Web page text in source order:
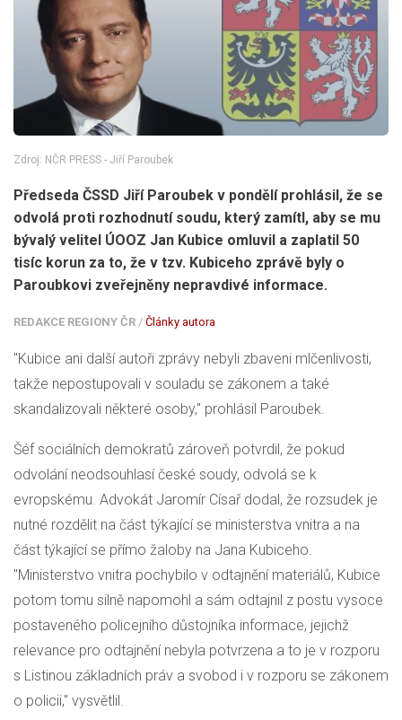
Zdroj: NČR PRESS - Jiří Paroubek
Předseda ČSSD Jiří Paroubek v pondělí prohlásil, že se
odvolá proti rozhodnutí soudu, který zamítl, aby se mu
bývalý velitel ÚOOZ Jan Kubice omluvil a zaplatil 50
tisíc korun za to, že v tzv. Kubiceho zprávě byly o
Paroubkovi zveřejněny nepravdivé informace.
REDAKCE REGIONY ČR / Články autora
"Kubice ani další autoři zprávy nebyli zbaveni mlčenlivosti,
takže nepostupovali v souladu se zákonem a také
skandalizovali některé osoby," prohlásil Paroubek.
Šéf sociálních demokratů zároveň potvrdil, že pokud
odvolání neodsouhlasí české soudy, odvolá se k
evropskému. Advokát Jaromír Císař dodal, že rozsudek je
nutné rozdělit na část týkající se ministerstva vnitra a na
část týkající se přímo žaloby na Jana Kubiceho.
"Ministerstvo vnitra pochybilo v odtajnění materiálů, Kubice
potom tomu silně napomohl a sám odtajnil z postu vysoce
postaveného policejního důstojníka informace, jejichž
relevance pro odtajnění nebyla potvrzena a to je v rozporu
s Listinou základních práv a svobod i v rozporu se zákonem
o policii," vysvětlil.